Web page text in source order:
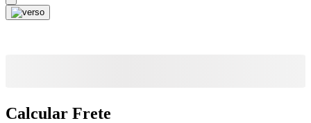
Calcular Frete